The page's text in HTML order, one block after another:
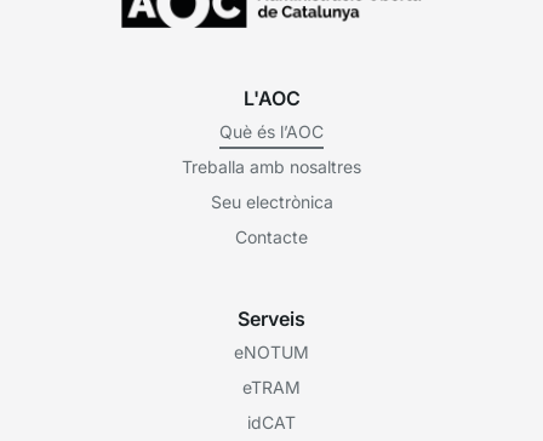
L'AOC
Què és l’AOC
Treballa amb nosaltres
Seu electrònica
Contacte
Serveis
eNOTUM
eTRAM
idCAT